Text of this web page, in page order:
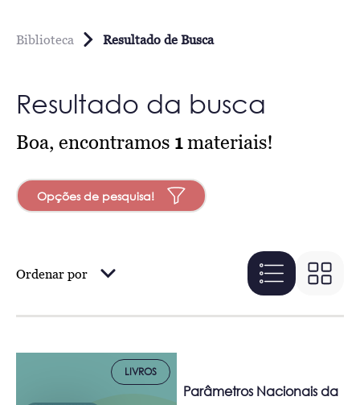
Biblioteca Resultado de Busca
Resultado da busca
Boa, encontramos 1materiais!
Opções de pesquisa!
Ordenar por
LIVROS
Parâmetros Nacionais da